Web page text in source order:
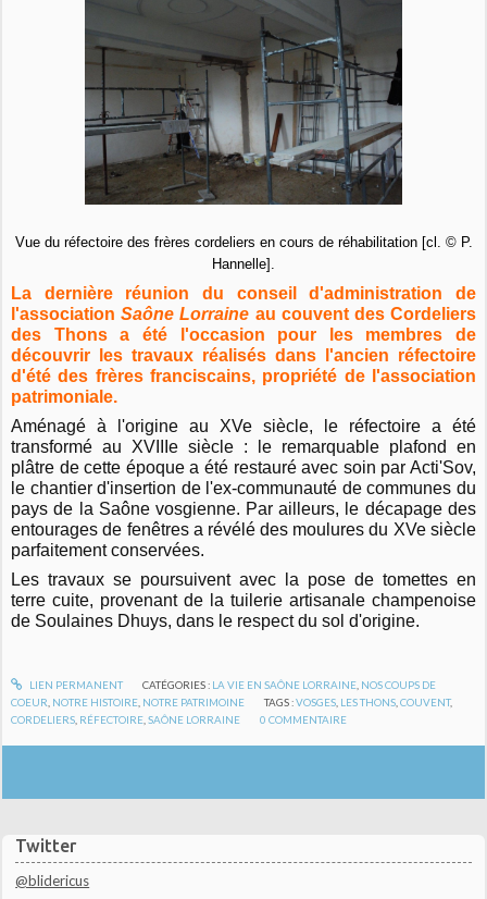
Twitter
@blidericus
Vue du réfectoire des frères cordeliers en cours de réhabilitation [cl. © P.
Hannelle].
La dernière réunion du conseil d'administration de
l'associationSaône Lorraine au couvent des Cordeliers
des Thons a été l'occasion pour les membres de
découvrir les travaux réalisés dans l'ancien réfectoire
d'été des frères franciscains, propriété de l'association
patrimoniale.
Aménagé à l'origine au XVe siècle, le réfectoire a été
transformé au XVIIIe siècle : le remarquable plafond en
plâtre de cette époque a été restauré avec soin par Acti'Sov,
le chantier d'insertion de l'ex-communauté de communes du
pays de la Saône vosgienne. Par ailleurs, le décapage des
entourages de fenêtres a révélé des moulures du XVe siècle
parfaitement conservées.
Les travaux se poursuivent avec la pose de tomettes en
terre cuite, provenant de la tuilerie artisanale champenoise
de Soulaines Dhuys,dans le respect du sol d'origine.
LIEN PERMANENT CATÉGORIES : LA VIE EN SAÔNE LORRAINE, NOS COUPS DE
COEUR NOTRE HISTOIRE NOTRE PATRIMOINE TAGS :VOSGES LES THONS ,COUVENT,
CORDELIERS RÉFECTOIRE ,SAÔNE LORRAINE 0 COMMENTAIRE